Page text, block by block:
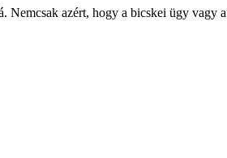
azért, hogy a bicskei ügy